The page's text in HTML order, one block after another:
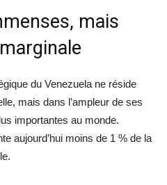
mais
du Venezuela ne réside
mais dans l’ampleur de ses
importantes au monde.
aujourd’hui moins de 1 % de la